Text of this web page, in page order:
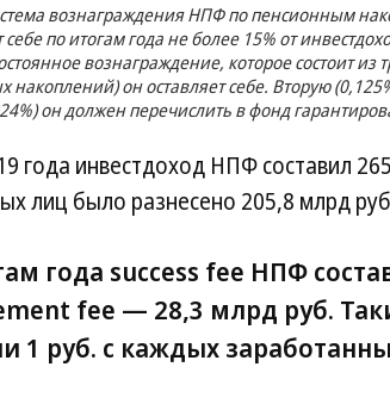
вознаграждения НПФ по пенсионным
по итогам года не более 15% от
вознаграждение, которое состоит из
накоплений) он оставляет себе. Вторую
он должен перечислить в фонд
года инвестдоход НПФ составил
лиц было разнесено 205,8 млрд
года success fee НПФ
fee — 28,3 млрд руб.
1 руб. с каждых